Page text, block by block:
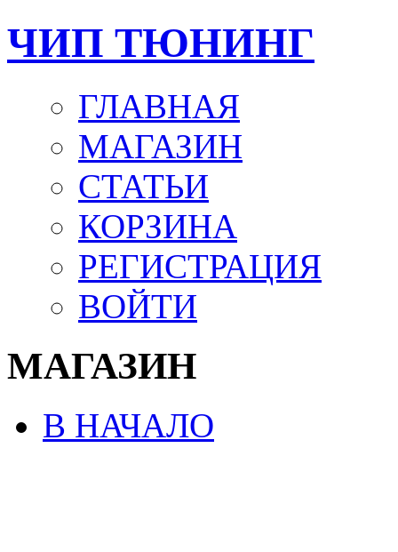
ЧИП ТЮНИНГ
ГЛАВНАЯ
МАГАЗИН
СТАТЬИ
КОРЗИНА
РЕГИСТРАЦИЯ
ВОЙТИ
МАГАЗИН
В НАЧАЛО